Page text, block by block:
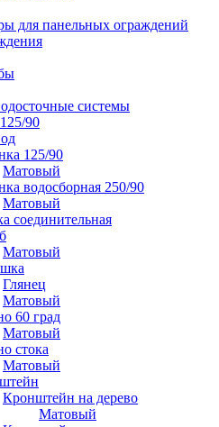
для панельных ограждений
системы
90
125/90
Матовый
водосборная 250/90
Матовый
соединительная
Матовый
Глянец
Матовый
60 град
Матовый
стока
Матовый
Кронштейн на дерево
Матовый